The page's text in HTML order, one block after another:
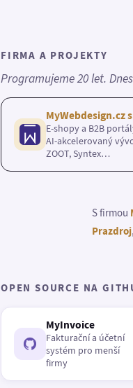
FIRMA A PROJEKTY
Programujeme 20 let. Dnes
MyWebdesign.cz
E-shopy a B2B
AI-akcelerovaný
ZOOT, Syntex…
S firmou
Prazdroj
OPEN SOURCE NA
MyInvoice
Fakturační a účetní
systém pro menší
firmy